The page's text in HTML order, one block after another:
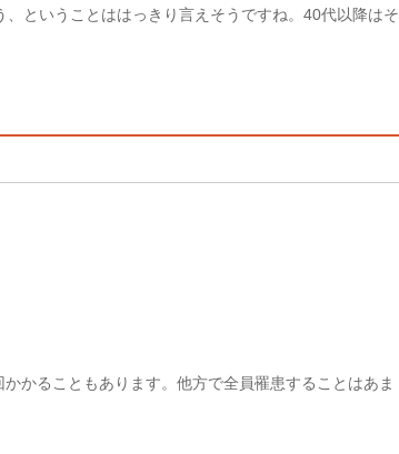
ということははっきり言えそうですね。40代以降はそ
かることもあります。他方で全員罹患することはあま